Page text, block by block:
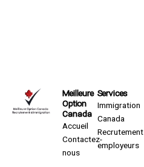
Meilleure
Option
Canada
Accueil
Contactez-
nous
Services
Immigration
Canada
Recrutement
employeurs